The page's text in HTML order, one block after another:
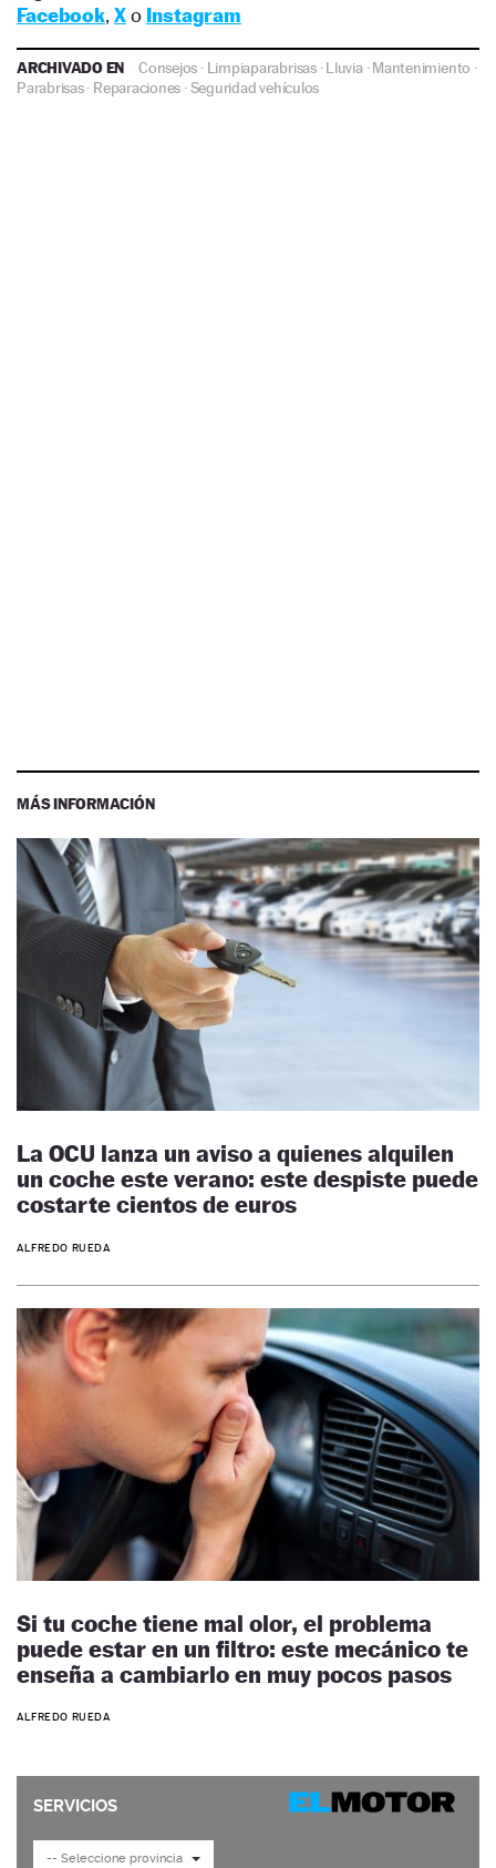
Facebook, Xo Instagram
ARCHIVADO EN Consejos · Limpiaparabrisas·Lluvia·Mantenimiento ·
Parabrisas· Reparaciones ·Seguridad vehículos
MÁS INFORMACIÓN
La OCU lanza un aviso a quienes alquilen
un coche este verano: este despiste puede
costarte cientos de euros
ALFREDO RUEDA
Si tu coche tiene mal olor, el problema
puede estar en un filtro: este mecánico te
enseña a cambiarlo en muy pocos pasos
ALFREDO RUEDA